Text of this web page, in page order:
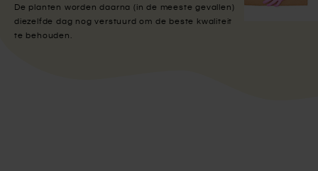
De planten worden daarna (in de meeste gevallen)
diezelfde dag nog verstuurd om de beste kwaliteit
te behouden.